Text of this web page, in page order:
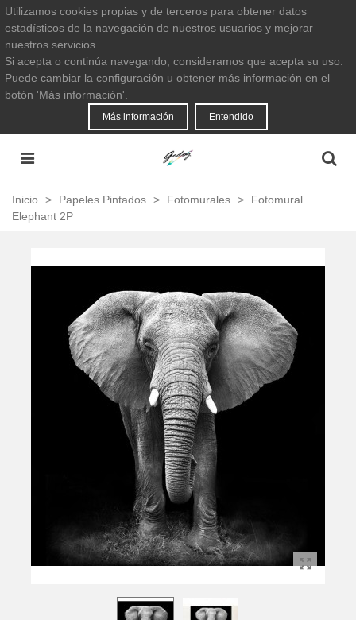
Utilizamos cookies propias y de terceros para obtener datos
estadísticos de la navegación de nuestros usuarios y mejorar
nuestros servicios.
Si acepta o continúa navegando, consideramos que acepta su uso.
Puede cambiar la configuración u obtener más información en el
botón 'Más información'.
Más información Entendido
Inicio > Papeles Pintados > Fotomurales >
Fotomural
Elephant 2P